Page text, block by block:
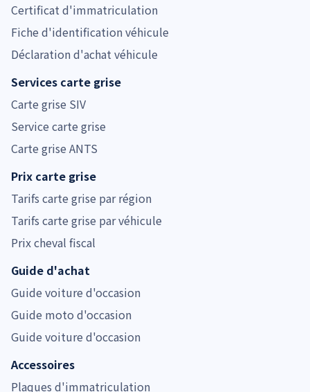
Certificat d'immatriculation
Fiche d'identification véhicule
Déclaration d'achat véhicule
Services carte grise
Carte grise SIV
Service carte grise
Carte grise ANTS
Prix carte grise
Tarifs carte grise par région
Tarifs carte grise par véhicule
Prix cheval fiscal
Guide d'achat
Guide voiture d'occasion
Guide moto d'occasion
Guide voiture d'occasion
Accessoires
Plaques d'immatriculation